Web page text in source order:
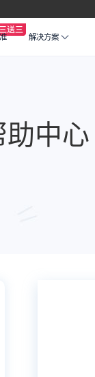
解决方案
中心